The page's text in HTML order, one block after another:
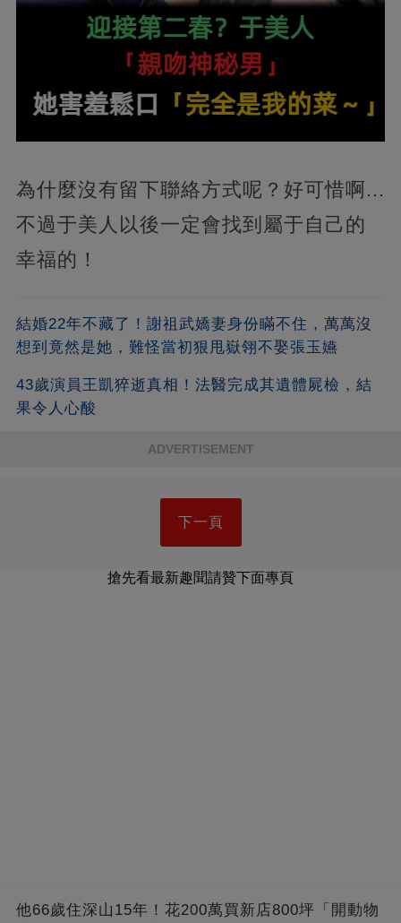
為什麼沒有留下聯絡方式呢？好可惜啊...
不過于美人以後一定會找到屬于自己的
幸福的！
結婚22年不藏了！謝祖武嬌妻身份瞞不住，萬萬沒
想到竟然是她，難怪當初狠甩嶽翎不娶張玉嬿
43歲演員王凱猝逝真相！法醫完成其遺體屍檢，結
果令人心酸
ADVERTISEMENT
下一頁
搶先看最新趣聞請贊下面專頁
他66歲住深山15年！花200萬買新店800坪「開動物